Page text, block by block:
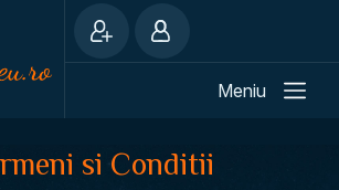
Meniu
si Conditii